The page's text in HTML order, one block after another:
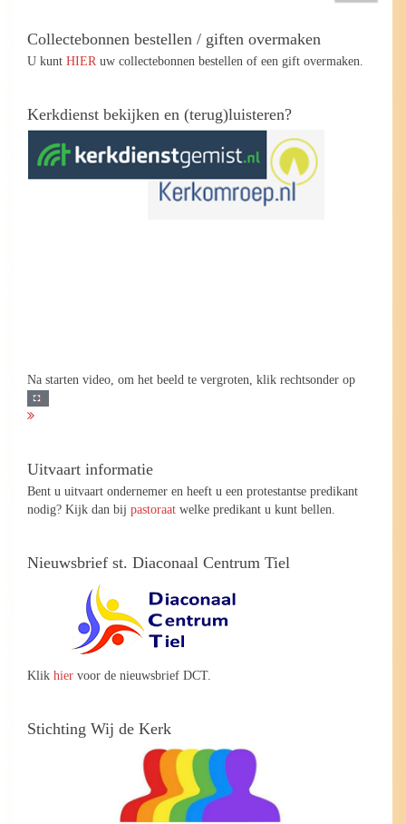
Collectebonnen bestellen / giften overmaken
U kunt HIER uw collectebonnen bestellen of een gift overmaken.
Kerkdienst bekijken en (terug)luisteren?
Na starten video, om het beeld te vergroten, klik rechtsonder op
Uitvaart informatie
Bent u uitvaart ondernemer en heeft u een protestantse predikant
nodig? Kijk dan bij pastoraat welke predikant u kunt bellen.
Nieuwsbrief st. Diaconaal Centrum Tiel
Klik hier voor de nieuwsbrief DCT.
Stichting Wij de Kerk